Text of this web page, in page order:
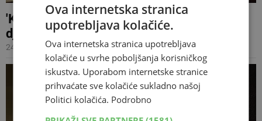
'Kolegi sam dao 100 ili 200 eura da ode s
djevojkom, htio sam ga počastiti...'
24.02.2016 06:07
Ova internetska stranica
upotrebljava kolačiće.
Ova internetska stranica upotrebljava
kolačiće u svrhe poboljšanja korisničkog
iskustva. Uporabom internetske stranice
prihvaćate sve kolačiće sukladno našoj
Politici kolačića. Podrobno